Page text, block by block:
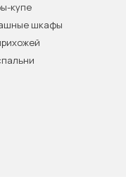
купе
шкафы